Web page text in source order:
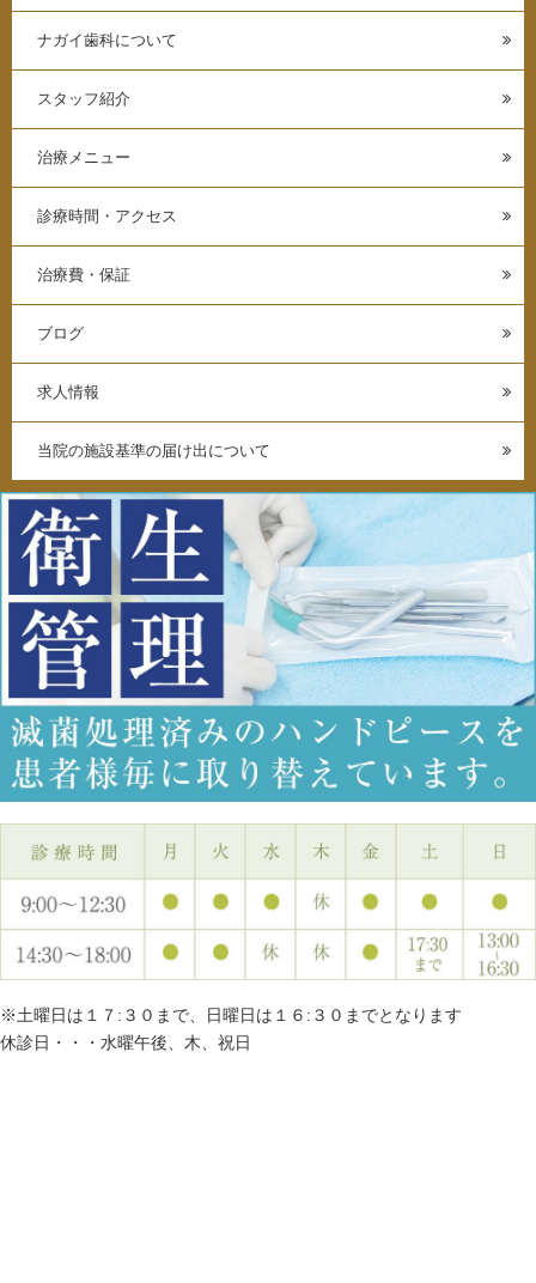
ナガイ歯科について
スタッフ紹介
治療メニュー
診療時間・アクセス
治療費・保証
ブログ
求人情報
当院の施設基準の届け出について
※土曜日は１７:３０まで、日曜日は１６:３０までとなります
休診日・・・水曜午後、木、祝日